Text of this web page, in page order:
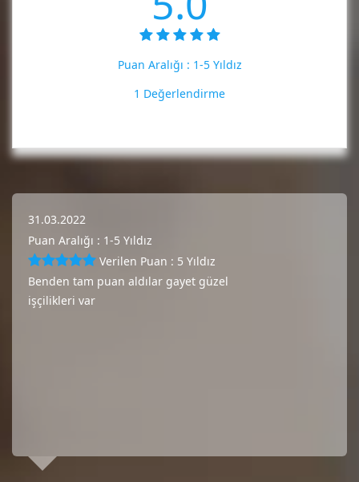
Puan Aralığı : 1-5 Yıldız
1 Değerlendirme
31.03.2022
Puan Aralığı : 1-5 Yıldız
Verilen Puan : 5 Yıldız
Benden tam puan aldılar gayet güzel
işçilikleri var